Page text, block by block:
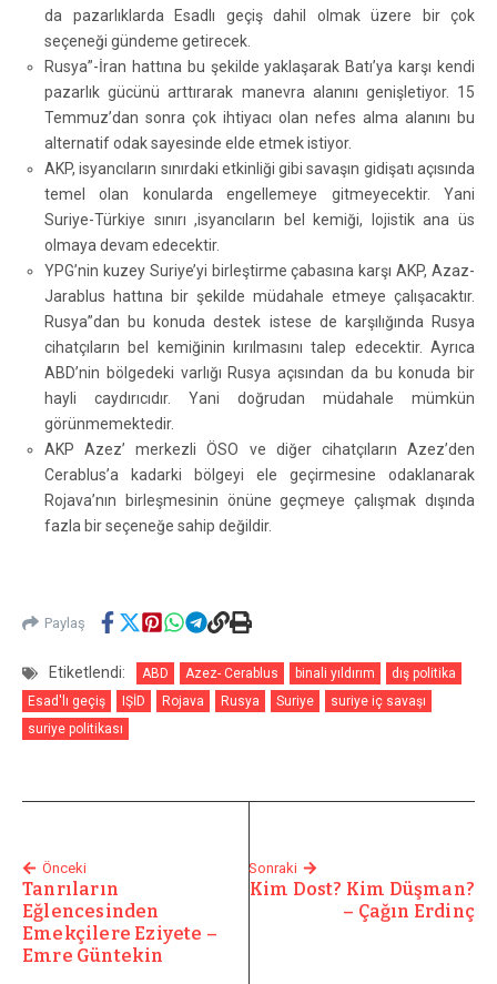
da pazarlıklarda Esadlı geçiş dahil olmak üzere bir çok
seçeneği gündeme getirecek.
Rusya”-İran hattına bu şekilde yaklaşarak Batı’ya karşı kendi
pazarlık gücünü arttırarak manevra alanını genişletiyor. 15
Temmuz’dan sonra çok ihtiyacı olan nefes alma alanını bu
alternatif odak sayesinde elde etmek istiyor.
AKP, isyancıların sınırdaki etkinliği gibi savaşın gidişatı açısında
temel olan konularda engellemeye gitmeyecektir. Yani
Suriye-Türkiye sınırı ,isyancıların bel kemiği, lojistik ana üs
olmaya devam edecektir.
YPG’nin kuzey Suriye’yi birleştirme çabasına karşı AKP, Azaz-
Jarablus hattına bir şekilde müdahale etmeye çalışacaktır.
Rusya”dan bu konuda destek istese de karşılığında Rusya
cihatçıların bel kemiğinin kırılmasını talep edecektir. Ayrıca
ABD’nin bölgedeki varlığı Rusya açısından da bu konuda bir
hayli caydırıcıdır. Yani doğrudan müdahale mümkün
görünmemektedir.
AKP Azez’ merkezli ÖSO ve diğer cihatçıların Azez’den
Cerablus’a kadarki bölgeyi ele geçirmesine odaklanarak
Rojava’nın birleşmesinin önüne geçmeye çalışmak dışında
fazla bir seçeneğe sahip değildir.
Paylaş
Etiketlendi: ABD Azez- Cerablus binali yıldırım
dış politika
Esad'lı geçiş
IŞİD Rojava Rusya Suriye
suriye iç savaşı
suriye politikası
Önceki
Tanrıların
Eğlencesinden
Emekçilere Eziyete –
Emre Güntekin
Sonraki
Kim Dost? Kim Düşman?
– Çağın Erdinç